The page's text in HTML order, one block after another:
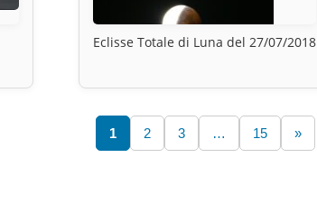
Eclisse Totale di Luna del 27/07/2018
1 2 3 … 15 »